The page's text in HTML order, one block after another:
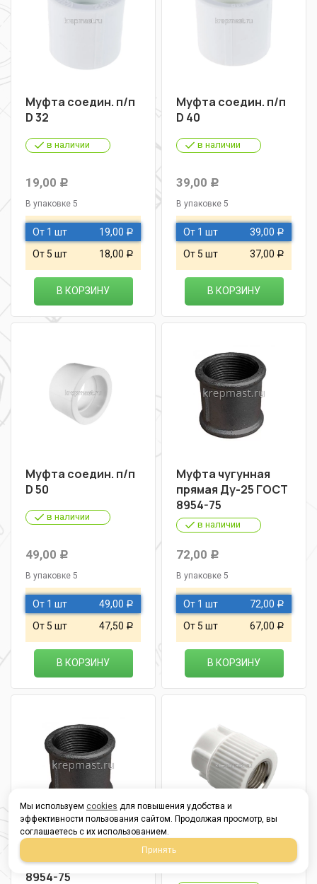
Муфта соедин. п/п
D 32
в наличии
19,00 Р
В упаковке 5
От 1 шт 19,00 Р
От 5 шт 18,00 Р
В КОРЗИНУ
Муфта соедин. п/п
D 40
в наличии
39,00 Р
В упаковке 5
От 1 шт 39,00 Р
От 5 шт 37,00 Р
В КОРЗИНУ
Муфта соедин. п/п
D 50
в наличии
49,00 Р
В упаковке 5
От 1 шт 49,00 Р
От 5 шт 47,50 Р
В КОРЗИНУ
Муфта чугунная
прямая Ду-25 ГОСТ
8954-75
в наличии
72,00 Р
В упаковке 5
От 1 шт 72,00 Р
От 5 шт 67,00 Р
В КОРЗИНУ
прямая Ду-32 ГОСТ
8954-75
20-1/2 п/п
Мы используем cookies для повышения удобства и
эффективности пользования сайтом. Продолжая просмотр, вы
соглашаетесь с их использованием.
Принять